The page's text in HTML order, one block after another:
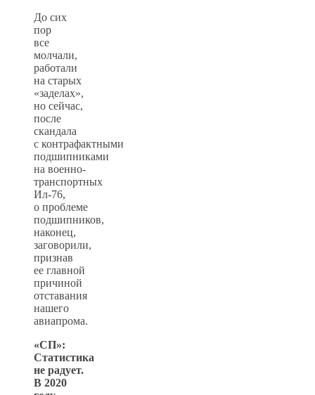
До сих
пор
все
молчали,
работали
на старых
«заделах»,
но сейчас,
после
скандала
с контрафактными
подшипниками
на военно-
транспортных
Ил-76,
о проблеме
подшипников,
наконец,
заговорили,
признав
ее главной
причиной
отставания
нашего
авиапрома.
«СП»:
Статистика
не радует.
В 2020